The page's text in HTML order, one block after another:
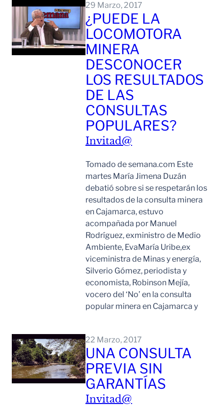
29 Marzo, 2017
¿PUEDE LA
LOCOMOTORA
MINERA
DESCONOCER
LOS RESULTADOS
DE LAS
CONSULTAS
POPULARES?
Invitad@
Tomado de semana.com Este
martes María Jimena Duzán
debatió sobre si se respetarán los
resultados de la consulta minera
en Cajamarca, estuvo
acompañada por Manuel
Rodríguez, exministro de Medio
Ambiente, EvaMaría Uribe,ex
viceministra de Minas y energía,
Silverio Gómez, periodista y
economista, Robinson Mejía,
vocero del ‘No’ en la consulta
popular minera en Cajamarca y
22 Marzo, 2017
UNA CONSULTA
PREVIA SIN
GARANTÍAS
Invitad@